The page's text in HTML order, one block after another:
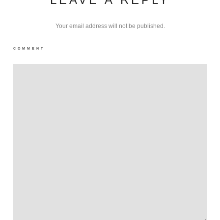
Your email address will not be published.
COMMENT